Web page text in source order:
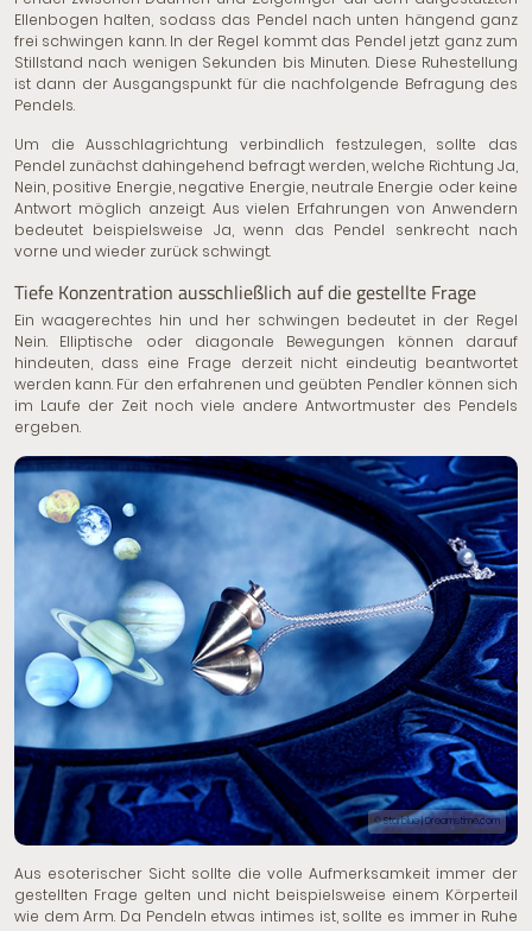
Ellenbogen halten, sodass das Pendel nach unten hängend ganz
frei schwingen kann. In der Regel kommt das Pendel jetzt ganz zum
Stillstand nach wenigen Sekunden bis Minuten. Diese Ruhestellung
ist dann der Ausgangspunkt für die nachfolgende Befragung des
Pendels.
Um die Ausschlagrichtung verbindlich festzulegen, sollte das
Pendel zunächst dahingehend befragt werden, welche Richtung Ja,
Nein, positive Energie, negative Energie, neutrale Energie oder keine
Antwort möglich anzeigt. Aus vielen Erfahrungen von Anwendern
bedeutet beispielsweise Ja, wenn das Pendel senkrecht nach
vorne und wieder zurück schwingt.
Tiefe Konzentration ausschließlich auf die gestellte Frage
Ein waagerechtes hin und her schwingen bedeutet in der Regel
Nein. Elliptische oder diagonale Bewegungen können darauf
hindeuten, dass eine Frage derzeit nicht eindeutig beantwortet
werden kann. Für den erfahrenen und geübten Pendler können sich
im Laufe der Zeit noch viele andere Antwortmuster des Pendels
ergeben.
© Starblue | Dreamstime.com
Aus esoterischer Sicht sollte die volle Aufmerksamkeit immer der
gestellten Frage gelten und nicht beispielsweise einem Körperteil
wie dem Arm. Da Pendeln etwas intimes ist, sollte es immer in Ruhe